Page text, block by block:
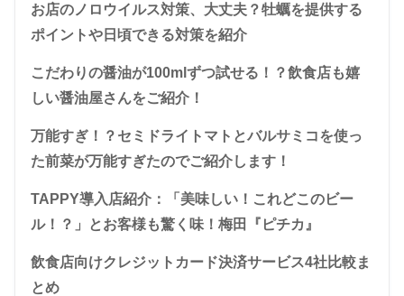
お店のノロウイルス対策、大丈夫？牡蠣を提供する
ポイントや日頃できる対策を紹介
こだわりの醤油が100mlずつ試せる！？飲食店も嬉
しい醤油屋さんをご紹介！
万能すぎ！？セミドライトマトとバルサミコを使っ
た前菜が万能すぎたのでご紹介します！
TAPPY導入店紹介：「美味しい！これどこのビー
ル！？」とお客様も驚く味！梅田『ピチカ』
飲食店向けクレジットカード決済サービス4社比較ま
とめ